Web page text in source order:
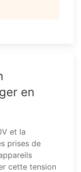
en
et la
prises de
cette tension